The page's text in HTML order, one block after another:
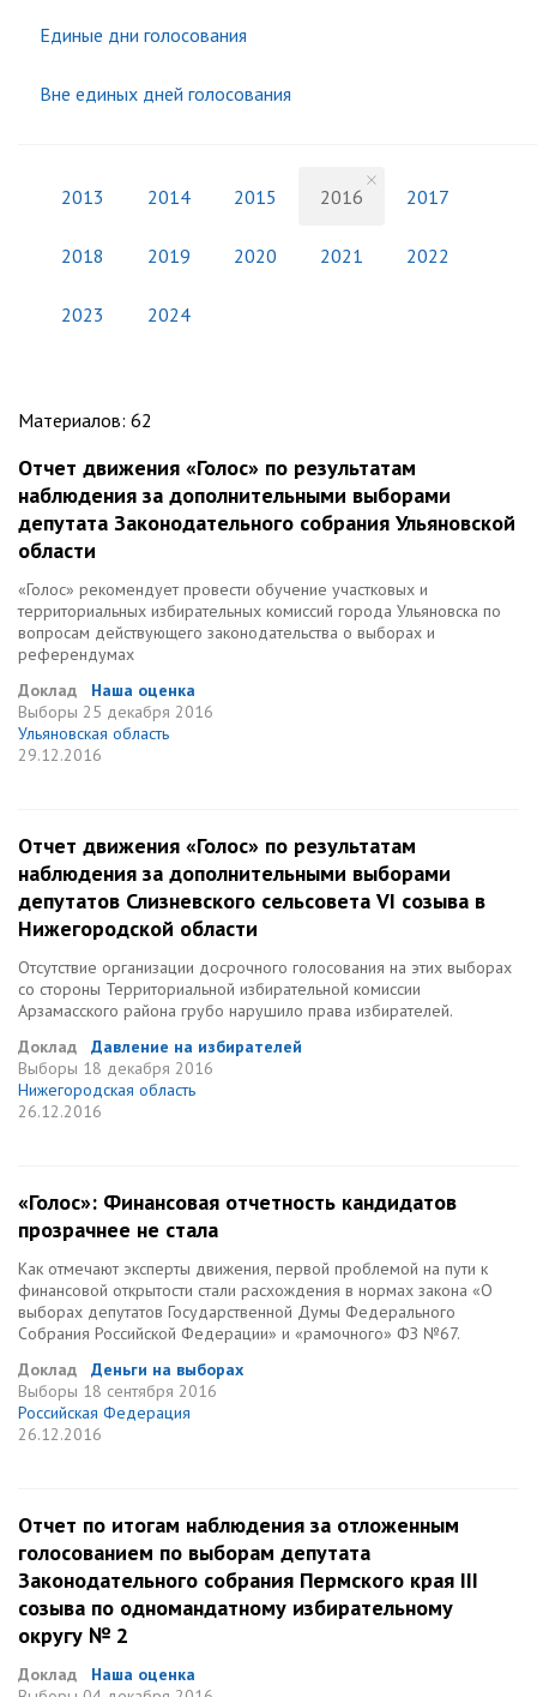
Единые дни голосования
Вне единых дней голосования
2013 2014 2015 2016 2017
2018 2019 2020 2021 2022
2023 2024
Материалов: 62
Отчет движения «Голос» по результатам
наблюдения за дополнительными выборами
депутата Законодательного cобрания Ульяновской
области
«Голос» рекомендует провести обучение участковых и
территориальных избирательных комиссий города Ульяновска по
вопросам действующего законодательства о выборах и
референдумах
Доклад
Наша оценка
Выборы 25 декабря 2016
Ульяновская область
29.12.2016
Отчет движения «Голос» по результатам
наблюдения за дополнительными выборами
депутатов Слизневского сельсовета VI созыва в
Нижегородской области
Отсутствие организации досрочного голосования на этих выборах
со стороны Территориальной избирательной комиссии
Арзамасского района грубо нарушило права избирателей.
Доклад
Давление на избирателей
Выборы 18 декабря 2016
Нижегородская область
26.12.2016
«Голос»: Финансовая отчетность кандидатов
прозрачнее не стала
Как отмечают эксперты движения, первой проблемой на пути к
финансовой открытости стали расхождения в нормах закона «О
выборах депутатов Государственной Думы Федерального
Собрания Российской Федерации» и «рамочного» ФЗ №67.
Доклад
Деньги на выборах
Выборы 18 сентября 2016
Российская Федерация
26.12.2016
Отчет по итогам наблюдения за отложенным
голосованием по выборам депутата
Законодательного собрания Пермского края III
созыва по одномандатному избирательному
округу № 2
Доклад
Наша оценка